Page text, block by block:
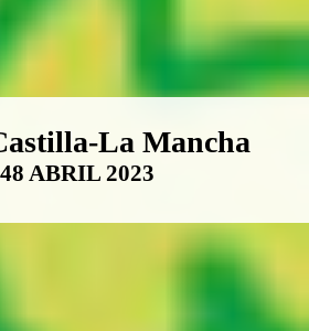
Castilla-La
La Mancha
ABRIL 2023